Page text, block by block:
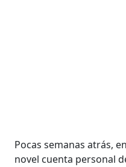
Pocas semanas atrás,
novel cuenta personal